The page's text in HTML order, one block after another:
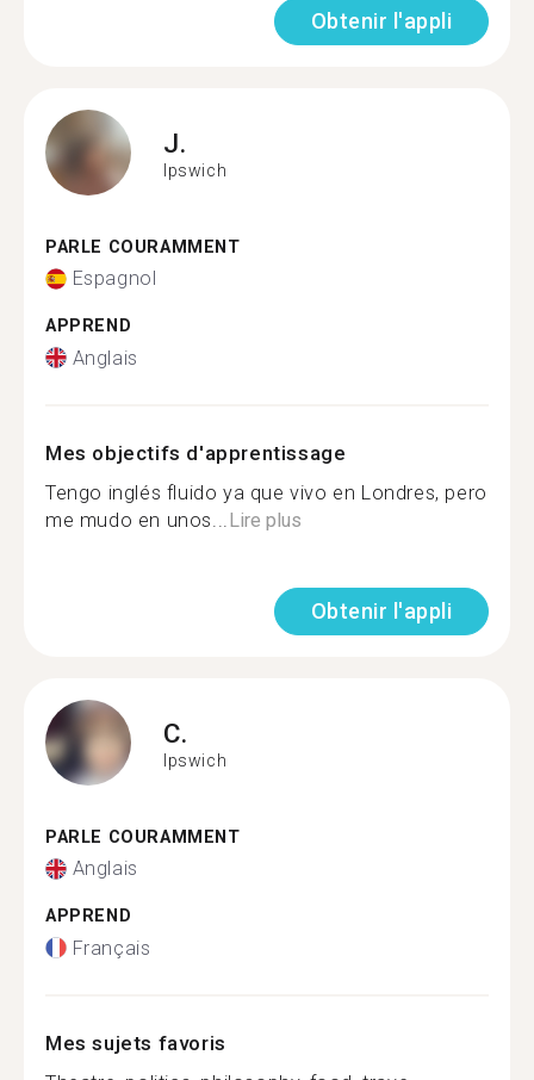
Obtenir l'appli
J.
Ipswich
PARLE COURAMMENT
Espagnol
APPREND
Anglais
Mes objectifs d'apprentissage
Tengo inglés fluido ya que vivo en Londres, pero
me mudo en unos... Lire plus
Obtenir l'appli
C.
Ipswich
PARLE COURAMMENT
Anglais
APPREND
Français
Mes sujets favoris